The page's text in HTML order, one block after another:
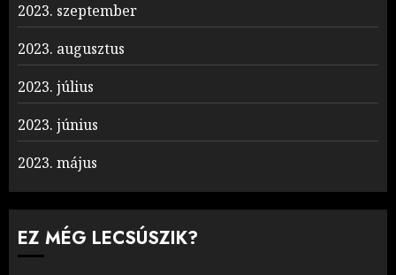
2023. szeptember
2023. augusztus
2023. július
2023. június
2023. május
EZ MÉG LECSÚSZIK?